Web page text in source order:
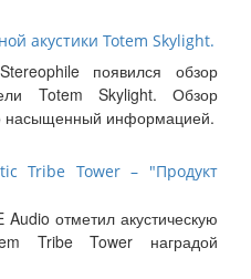
акустики Totem Skylight.
появился обзор
Totem Skylight. Обзор
насыщенный информацией.
Tribe Tower – "Продукт
отметил акустическую
Tribe Tower наградой